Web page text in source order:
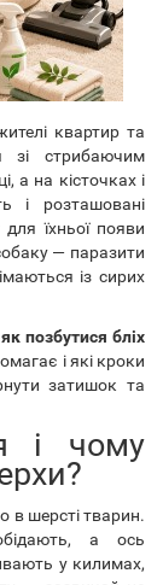
квартир та
зі стрибаючим
а на кісточках і
і розташовані
їхньої появи
— паразити
із сирих
як позбутися бліх
і які кроки
затишок та
і чому
в шерсті тварин.
а ось
у килимах,